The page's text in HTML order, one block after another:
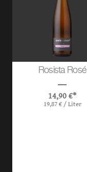
Rosista Rosé
14,90 €*
19,87 €/ Liter